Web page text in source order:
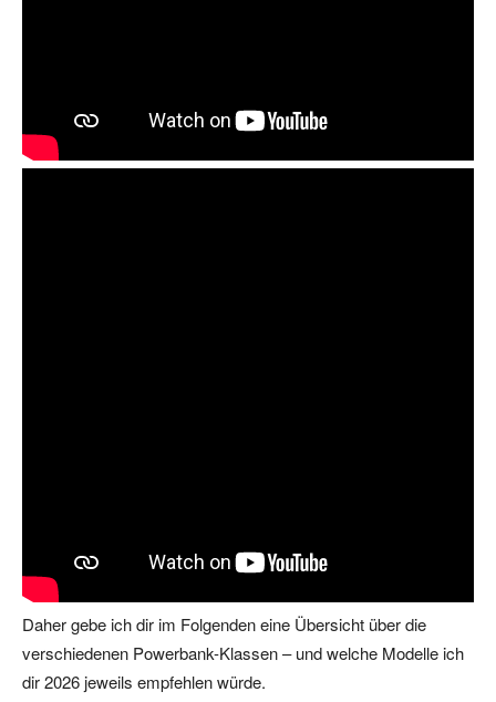
Daher gebe ich dir im Folgenden eine Übersicht über die
verschiedenen Powerbank-Klassen – und welche Modelle ich
dir 2026 jeweils empfehlen würde.